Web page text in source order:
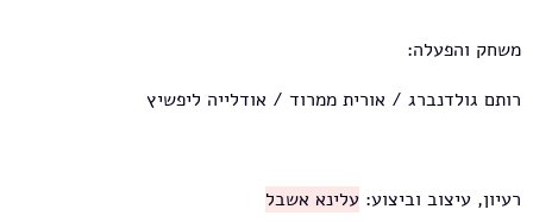
משחק והפעלה:
רותם גולדנברג / אורית ממרוד / אודלייה ליפשיץ
רעיון, עיצוב וביצוע: עלינא אשבל